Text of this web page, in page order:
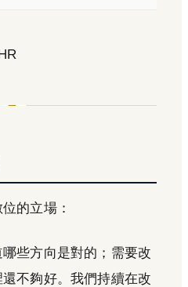
的立場：
些方向是對的；需要改
不夠好。我們持續在改